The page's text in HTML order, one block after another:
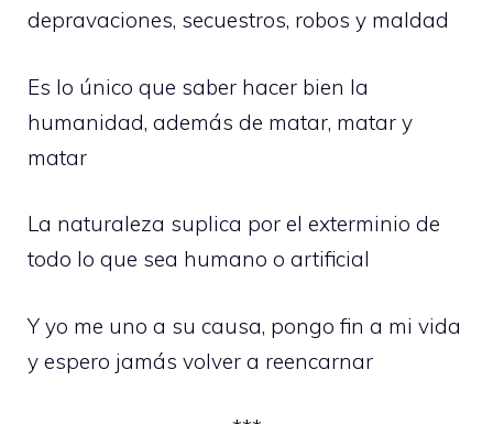
depravaciones, secuestros, robos y maldad
Es lo único que saber hacer bien la
humanidad, además de matar, matar y
matar
La naturaleza suplica por el exterminio de
todo lo que sea humano o artificial
Y yo me uno a su causa, pongo fin a mi vida
y espero jamás volver a reencarnar